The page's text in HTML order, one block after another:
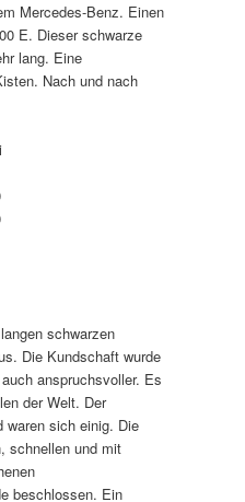
Mercedes-Benz. Einen
E. Dieser schwarze
lang. Eine
Nach und nach
schwarzen
Die Kundschaft wurde
anspruchsvoller. Es
der Welt. Der
waren sich einig. Die
schnellen und mit
beschlossen. Ein